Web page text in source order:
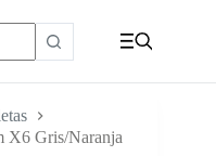
X6 Gris/Naranja